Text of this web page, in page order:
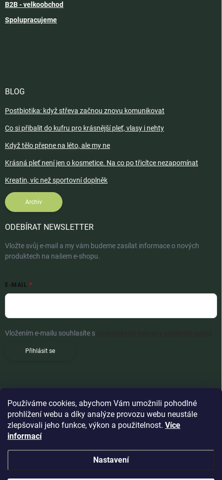
Používáme cookies, abychom Vám umožnili pohodlné
prohlížení webu a díky analýze provozu webu neustále
zlepšovali jeho funkce, výkon a použitelnost. Více
informací
Nastavení
B2B - velkoobchod
Spolupracujeme
BLOG
Postbiotika: když střeva začnou znovu komunikovat
Co si přibalit do kufru pro krásnější pleť, vlasy i nehty
Když tělo přepne na léto, ale my ne
Krásná pleť není jen o kosmetice. Na co po třicítce nezapomínat
Kreatin, víc než sportovní doplněk
Archiv
ODEBÍRAT NEWSLETTER
Vložte svůj e-mail a my vám budeme zasílat informace o nových
produktech na našem e-shopu.
E-MAIL
Vložením e-mailu souhlasíte s
Přihlásit se